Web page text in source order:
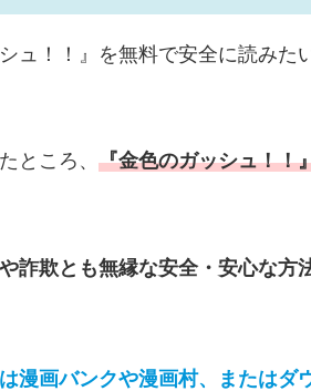
ュ！！』を無料で安全に読みた
ところ、 『金色のガッシュ！！
詐欺とも無縁な安全・安心な方
漫画バンクや漫画村、またはダ